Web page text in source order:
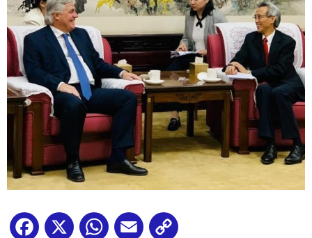
Facebook
X WhatsApp
Email